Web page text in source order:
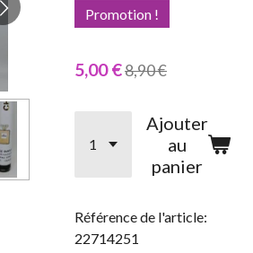
Promotion !
5,00 €8,90 €
Ajouter
au
panier
Référence de l'article:
22714251